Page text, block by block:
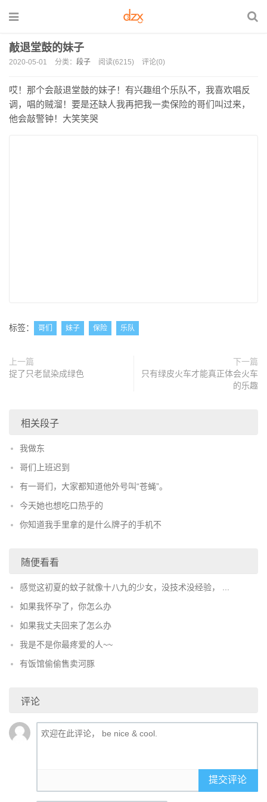
敲退堂鼓的妹子
2020-05-01 分类： 段子 阅读(6215) 评论(0)
哎！那个会敲退堂鼓的妹子！有兴趣组个乐队不，我喜欢唱反
调，唱的贼溜！要是还缺人我再把我一卖保险的哥们叫过来，
他会敲警钟！大笑笑哭
标签： 哥们 妹子 保险 乐队
上一篇
捉了只老鼠染成绿色
下一篇
只有绿皮火车才能真正体会火车
的乐趣
相关段子
我做东
哥们上班迟到
有一哥们，大家都知道他外号叫“苍蝇”。
今天她也想吃口热乎的
你知道我手里拿的是什么牌子的手机不
随便看看
感觉这初夏的蚊子就像十八九的少女，没技术没经验， ...
如果我怀孕了，你怎么办
如果我丈夫回来了怎么办
我是不是你最疼爱的人~~
有饭馆偷偷售卖河豚
评论
提交评论